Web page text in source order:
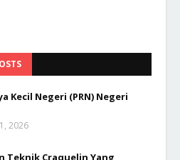
Kecil Negeri (PRN) Negeri
2026
Teknik Craquelin Yang